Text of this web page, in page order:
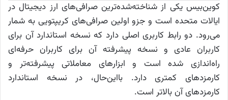
کوین‌بیس یکی از شناخته‌شده‌ترین صرافی‌های ارز دیجیتال در
ایالات متحده است و جزو اولین صرافی‌های کریپتویی به شمار
می‌رود. دو رابط کاربری اصلی دارد که نسخه استاندارد آن برای
کاربران عادی و نسخه پیشرفته آن برای کاربران حرفه‌ای
راه‌اندازی شده است و ابزارهای معاملاتی پیشرفته‌تر و
کارمزدهای کمتری دارد. بااین‌حال، در نسخه استاندارد
کارمزدهای آن بالاتر است.